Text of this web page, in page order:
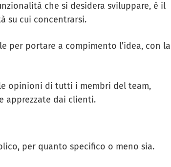
che si desidera sviluppare, è il
su cui concentrarsi.
per portare a compimento l’idea, con la
opinioni di tutti i membri del team,
apprezzate dai clienti.
per quanto specifico o meno sia.